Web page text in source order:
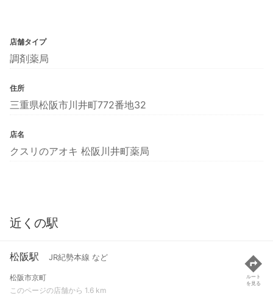
店舗タイプ
調剤薬局
住所
三重県松阪市川井町772番地32
店名
クスリのアオキ 松阪川井町薬局
近くの駅
松阪駅 JR紀勢本線 など
松阪市京町
このページの店舗から 1.6 km
ルート
を見る